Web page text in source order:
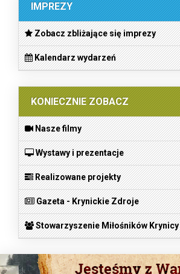
IMPREZY
Zobacz zbliżające się imprezy
Kalendarz wydarzeń
KONIECZNIE ZOBACZ
Nasze filmy
Wystawy i prezentacje
Realizowane projekty
Gazeta - Krynickie Zdroje
Stowarzyszenie Miłośników Krynicy